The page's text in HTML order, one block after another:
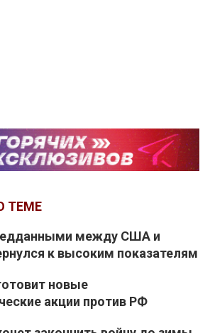
ТЕМЕ
между США и
к высоким показателям
новые
акции против РФ